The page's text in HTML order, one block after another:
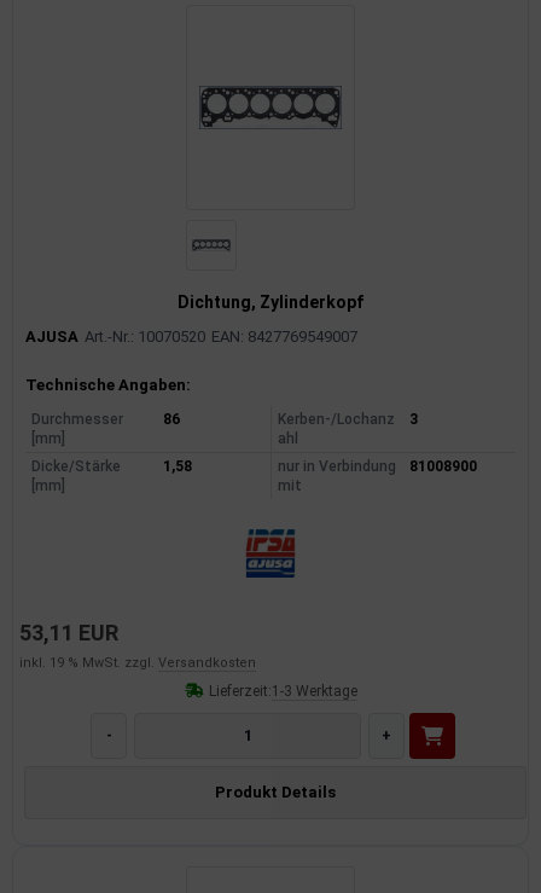
Dichtung, Zylinderkopf
AJUSA Art.-Nr.: 10070520 EAN: 8427769549007
Produktinformationen
Technische Angaben:
Durchmesser
[mm]
86
Kerben-/Lochanz
ahl
3
Dicke/Stärke
[mm]
1,58
nur in Verbindung
mit
81008900
53,11 EUR
inkl. 19 % MwSt. zzgl. Versandkosten
Lieferzeit:1-3 Werktage
- +
Produkt Details